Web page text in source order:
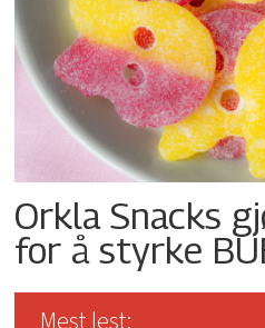
Orkla Snacks
for å styrke